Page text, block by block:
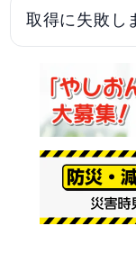
取得に失敗